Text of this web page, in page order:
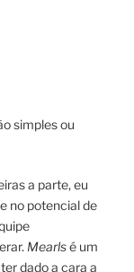
simples ou
a parte, eu
no potencial de
Mearlsé um
dado a cara a